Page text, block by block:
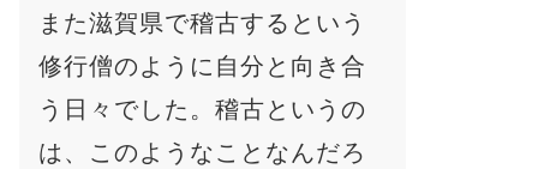
また滋賀県で稽古するという
修行僧のように自分と向き合
う日々でした。稽古というの
は、このようなことなんだろ